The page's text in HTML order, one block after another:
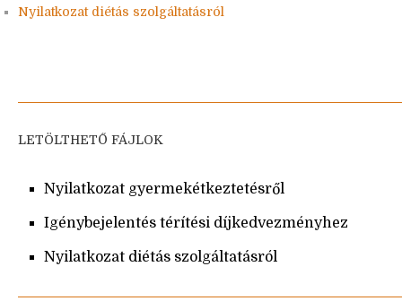
Nyilatkozat diétás szolgáltatásról
LETÖLTHETŐ FÁJLOK
Nyilatkozat gyermekétkeztetésről
Igénybejelentés térítési díjkedvezményhez
Nyilatkozat diétás szolgáltatásról